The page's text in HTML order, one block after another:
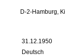
D-2-Hamburg,
31.12.1950
Deutsch